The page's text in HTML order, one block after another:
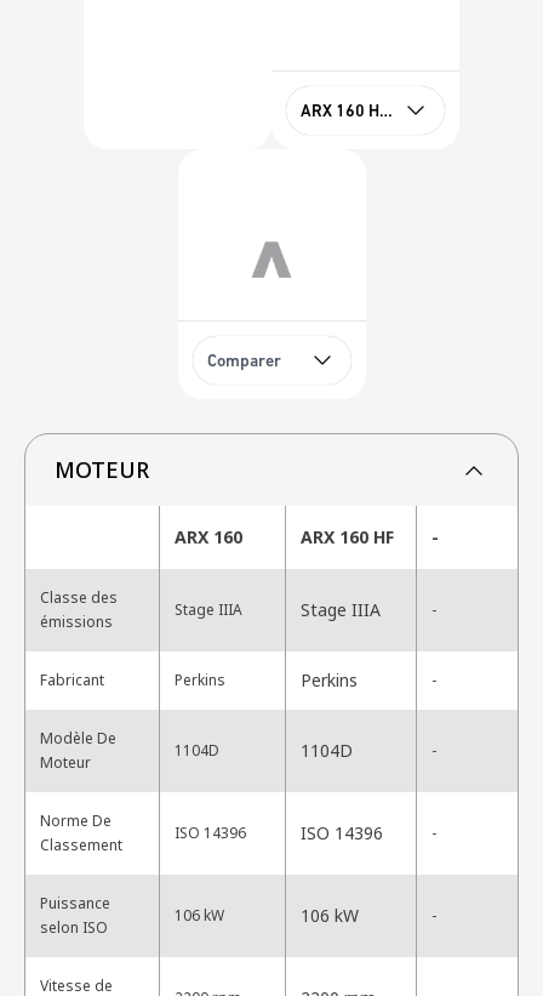
ARX 160 HF Stage IIIA
Comparer
MOTEUR
ARX 160 ARX 160 HF -
Classe des
émissions
Stage IIIA Stage IIIA -
Fabricant Perkins Perkins -
Modèle De
Moteur
1104D 1104D -
Norme De
Classement
ISO 14396 ISO 14396 -
Puissance
selon ISO
106 kW 106 kW -
Vitesse de